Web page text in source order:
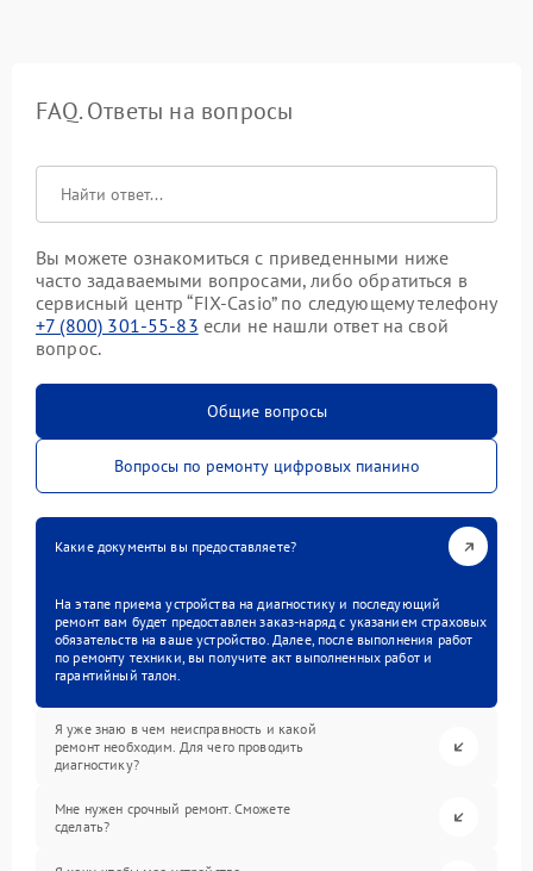
FAQ. Ответы на вопросы
Вы можете ознакомиться с приведенными ниже
часто задаваемыми вопросами, либо обратиться в
сервисный центр “FIX-Casio” по следующему телефону
+7 (800) 301-55-83 если не нашли ответ на свой
вопрос.
Общие вопросы
Вопросы по ремонту цифровых пианино
Какие документы вы предоставляете?
На этапе приема устройства на диагностику и последующий
ремонт вам будет предоставлен заказ-наряд с указанием страховых
обязательств на ваше устройство. Далее, после выполнения работ
по ремонту техники, вы получите акт выполненных работ и
гарантийный талон.
Я уже знаю в чем неисправность и какой
ремонт необходим. Для чего проводить
диагностику?
Мне нужен срочный ремонт. Сможете
сделать?